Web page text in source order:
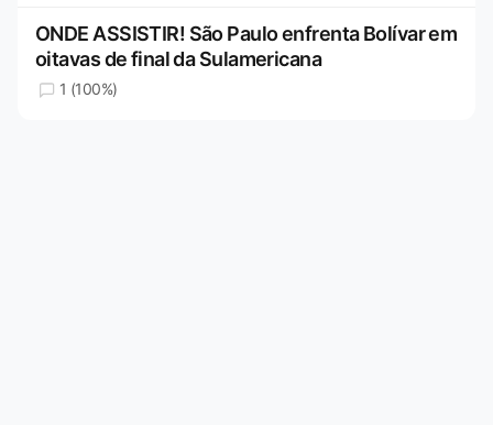
ONDE ASSISTIR! São Paulo enfrenta Bolívar em
oitavas de final da Sulamericana
1 (100%)